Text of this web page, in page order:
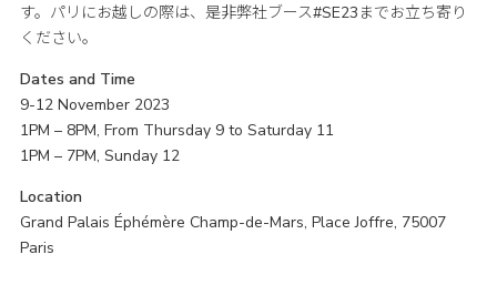
す。パリにお越しの際は、是非弊社ブース#SE23までお立ち寄り
ください。
Dates and Time
9-12 November 2023
1PM – 8PM, From Thursday 9 to Saturday 11
1PM – 7PM, Sunday 12
Location
Grand Palais Éphémère Champ-de-Mars, Place Joffre, 75007
Paris